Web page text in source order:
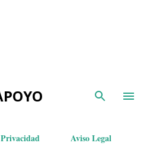
Aviso Legal